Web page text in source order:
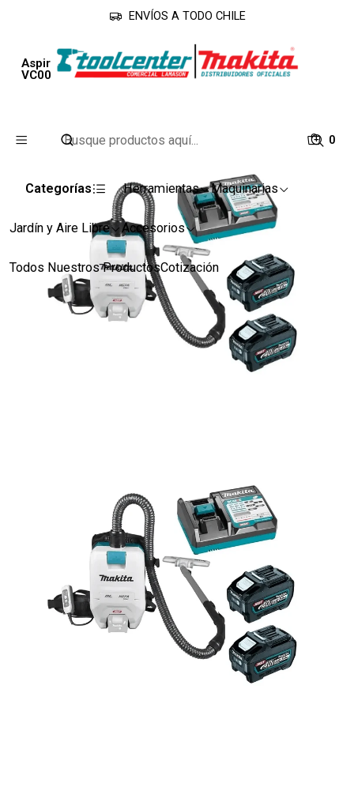
0
Categorías Herramientas Maquinarias
Jardín y Aire Libre Accesorios
Todos Nuestros ProductosCotización
ENVÍOS A TODO CHILE
Inicio Línea Industrial
Aspiradoras
Aspiradora de Mochila + 2 Baterias Y Cargador
VC008GZ-1 Makita